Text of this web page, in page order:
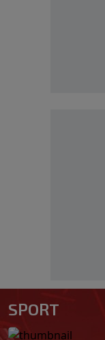
SPORT